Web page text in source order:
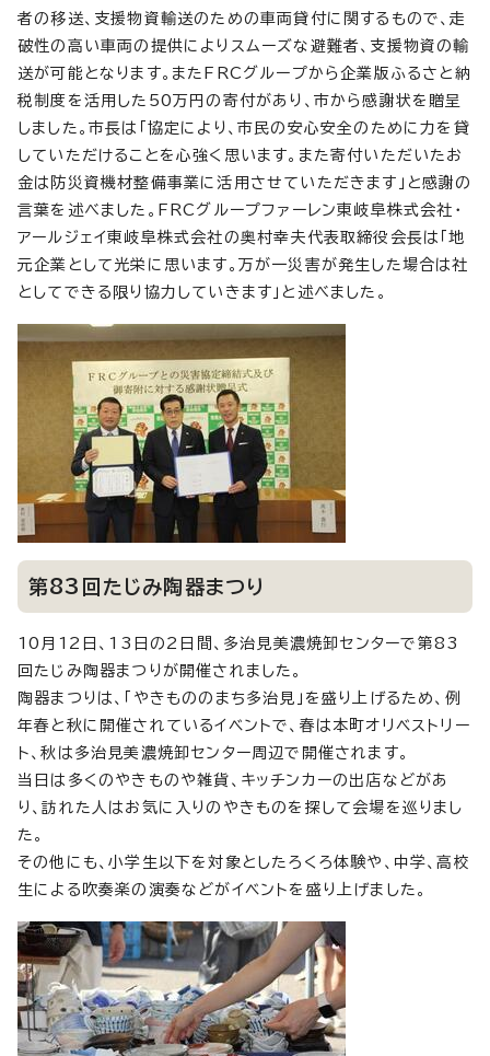
者の移送、支援物資輸送のための車両貸付に関するもので、走
破性の高い車両の提供によりスムーズな避難者、支援物資の輸
送が可能となります。またFRCグループから企業版ふるさと納
税制度を活用した50万円の寄付があり、市から感謝状を贈呈
しました。市長は「協定により、市民の安心安全のために力を貸
していただけることを心強く思います。また寄付いただいたお
金は防災資機材整備事業に活用させていただきます」と感謝の
言葉を述べました。FRCグループファーレン東岐阜株式会社・
アールジェイ東岐阜株式会社の奥村幸夫代表取締役会長は「地
元企業として光栄に思います。万が一災害が発生した場合は社
としてできる限り協力していきます」と述べました。
第83回たじみ陶器まつり
10月12日、13日の2日間、多治見美濃焼卸センターで第83
回たじみ陶器まつりが開催されました。
陶器まつりは、「やきもののまち多治見」を盛り上げるため、例
年春と秋に開催されているイベントで、春は本町オリベストリー
ト、秋は多治見美濃焼卸センター周辺で開催されます。
当日は多くのやきものや雑貨、キッチンカーの出店などがあ
り、訪れた人はお気に入りのやきものを探して会場を巡りまし
た。
その他にも、小学生以下を対象としたろくろ体験や、中学、高校
生による吹奏楽の演奏などがイベントを盛り上げました。